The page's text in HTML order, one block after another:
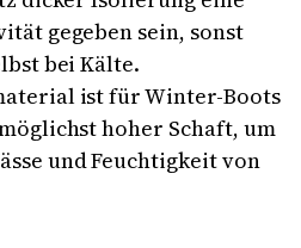
gegeben sein, sonst
bei Kälte.
ist für Winter-Boots
hoher Schaft, um
und Feuchtigkeit von